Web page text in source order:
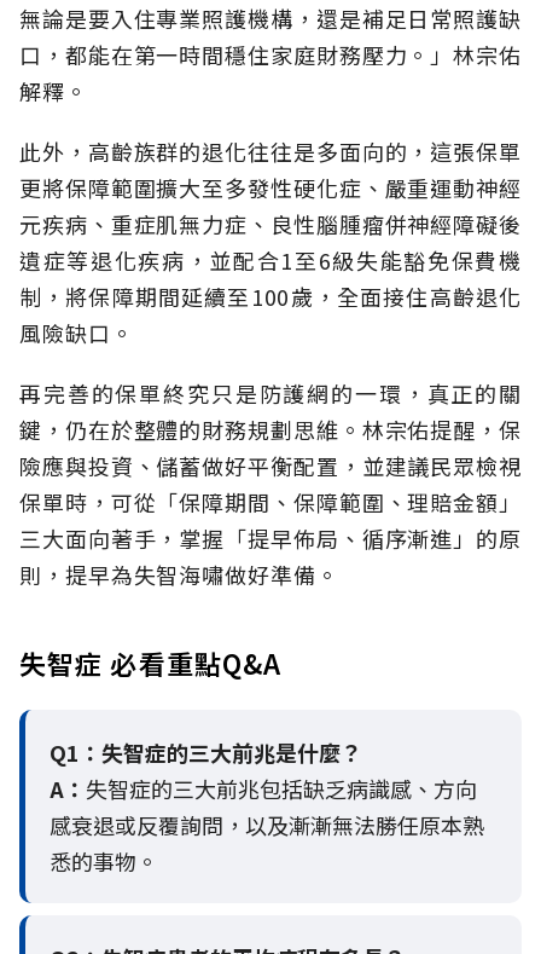
無論是要入住專業照護機構，還是補足日常照護缺
口，都能在第一時間穩住家庭財務壓力。」林宗佑
解釋。
此外，高齡族群的退化往往是多面向的，這張保單
更將保障範圍擴大至多發性硬化症、嚴重運動神經
元疾病、重症肌無力症、良性腦腫瘤併神經障礙後
遺症等退化疾病，並配合1至6級失能豁免保費機
制，將保障期間延續至100歲，全面接住高齡退化
風險缺口。
再完善的保單終究只是防護網的一環，真正的關
鍵，仍在於整體的財務規劃思維。 林宗佑提醒，保
險應與投資、儲蓄做好平衡配置，並建議民眾檢視
保單時，可從「保障期間、保障範圍、理賠金額」
三大面向著手，掌握「提早佈局、循序漸進」的原
則，提早為失智海嘯做好準備。
失智症 必看重點Q&A
Q1：失智症的三大前兆是什麼？
A： 失智症的三大前兆包括缺乏病識感、方向
感衰退或反覆詢問，以及漸漸無法勝任原本熟
悉的事物。